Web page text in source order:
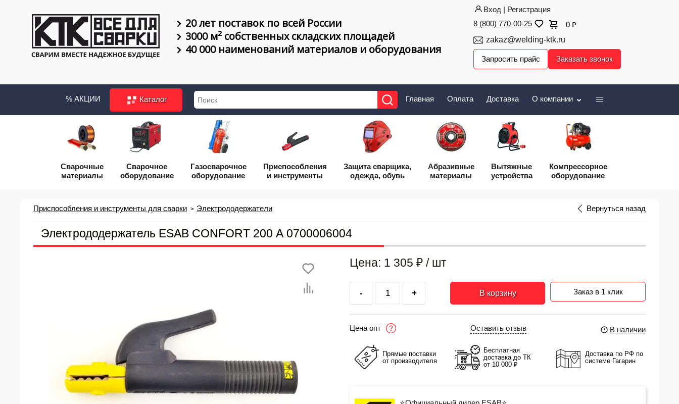
20 лет поставок по всей России
3000 м² собственных складских площадей
40 000 наименований материалов и оборудования
Вход | Регистрация
8 (800) 770-00-25
0 ₽
zakaz@welding-ktk.ru
Запросить прайс Заказать звонок
% АКЦИИ Каталог Главная Оплата Доставка О компании
Сварочные
материалы
Сварочное
оборудование
Газосварочное
оборудование
Приcпособления
и инструменты
Защита сварщика,
одежда, обувь
Абразивные
материалы
Вытяжные
устройства
Компрессорное
оборудование
Вернуться назад
Приспособления и инструменты для сварки Электрододержатели
Электрододержатель ESAB CONFORT 200 А 0700006004
Цена: 1 305 ₽ / шт
- + В корзину Заказ в 1 клик
Цена опт Оставить отзыв В наличии
Прямые поставки
от производителя
Бесплатная
доставка до ТК
от 10 000 ₽
Доставка по РФ по
системе Гагарин